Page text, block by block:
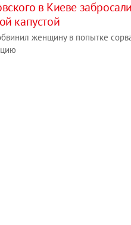
в Киеве забросали
капустой
женщину в попытке